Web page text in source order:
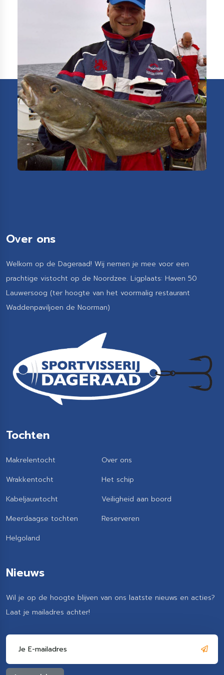
Over ons
Welkom op de Dageraad! Wij nemen je mee voor een
prachtige vistocht op de Noordzee. Ligplaats: Haven 50
Lauwersoog (ter hoogte van het voormalig restaurant
Waddenpaviljoen de Noorman)
Tochten
Makrelentocht
Wrakkentocht
Kabeljauwtocht
Meerdaagse tochten
Helgoland
Over ons
Het schip
Veiligheid aan boord
Reserveren
Nieuws
Wil je op de hoogte blijven van ons laatste nieuws en acties?
Laat je mailadres achter!